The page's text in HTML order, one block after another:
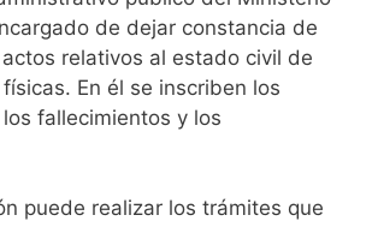
de dejar constancia de
relativos al estado civil de
En él se inscriben los
fallecimientos y los
puede realizar los trámites que